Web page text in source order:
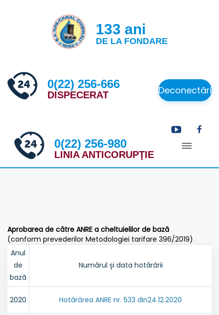
133 ani
DE LA FONDARE
0(22) 256-666
DISPECERAT Deconectări
0(22) 256-980
LINIA ANTICORUPŢIE
Aprobarea de către ANRE a cheltuielilor de bază
(conform prevederilor Metodologiei tarifare 396/2019)
Anul
de
bază
Numărul și data hotărârii
2020 Hotărârea ANRE nr. 533 din24.12.2020